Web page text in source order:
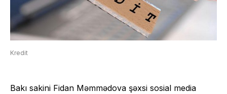
Kredit
Bakı sakini Fidan Məmmədova şəxsi sosial media